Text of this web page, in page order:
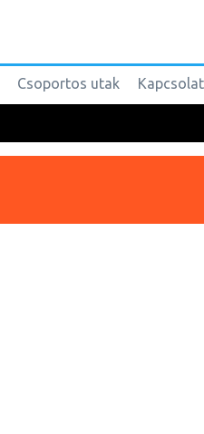
Csoportos utak Kapcsolat